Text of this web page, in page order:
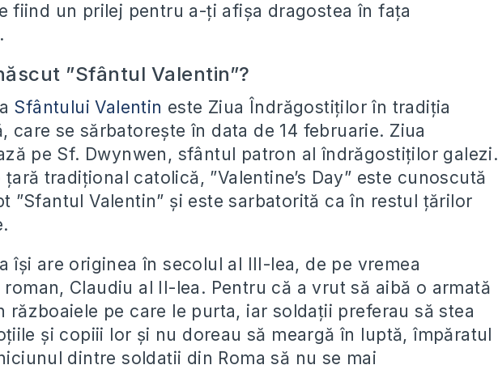
fiind un prilej pentru a-ți afișa dragostea în fața
”Sfântul Valentin”?
Sfântului Valentin este Ziua Îndrăgostiților în tradiția
care se sărbatorește în data de 14 februarie. Ziua
pe Sf. Dwynwen, sfântul patron al îndrăgostiților galezi.
țară tradițional catolică, ”Valentine’s Day” este cunoscută
”Sfantul Valentin” și este sarbatorită ca în restul țărilor
își are originea în secolul al III-lea, de pe vremea
Claudiu al II-lea. Pentru că a vrut să aibă o armată
războaiele pe care le purta, iar soldații preferau să stea
și copiii lor și nu doreau să meargă în luptă, împăratul
dintre soldații din Roma să nu se mai